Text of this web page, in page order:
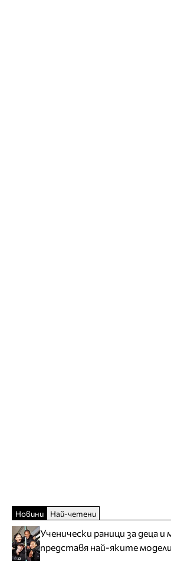
Новини Най-четени
Ученически раници за деца и
представя най-яките модели